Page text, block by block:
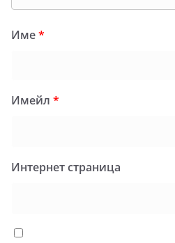
Име*
Имейл *
Интернет страница